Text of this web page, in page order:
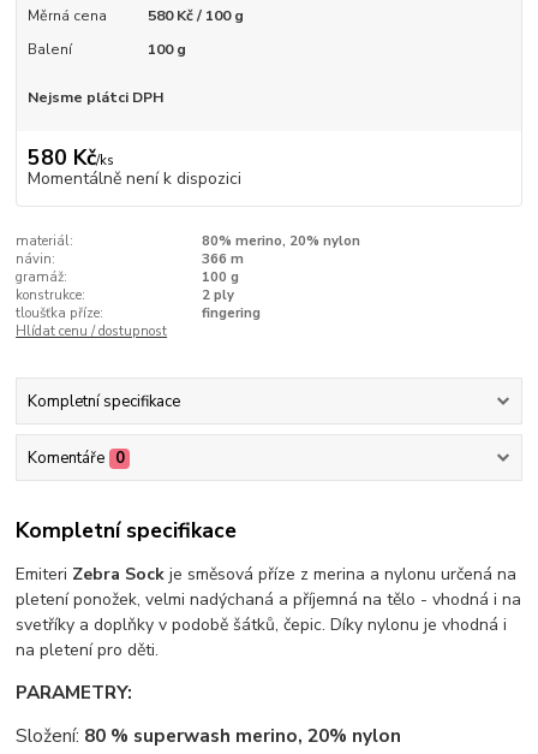
Měrná cena
580 Kč / 100 g
Balení
100 g
Nejsme plátci DPH
580 Kč/ks
Momentálně není k dispozici
materiál:
80% merino, 20% nylon
návin:
366 m
gramáž:
100 g
konstrukce:
2 ply
tloušťka příze:
fingering
Hlídat cenu / dostupnost
Kompletní specifikace
Komentáře 0
Kompletní specifikace
Emiteri Zebra Sock je směsová příze z merina a nylonu určená na
pletení ponožek, velmi nadýchaná a příjemná na tělo - vhodná i na
svetříky a doplňky v podobě šátků, čepic. Díky nylonu je vhodná i
na pletení pro děti.
PARAMETRY:
Složení: 80 % superwash merino, 20% nylon